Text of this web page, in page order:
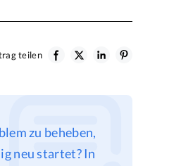
teilen
zu beheben,
neu startet? In